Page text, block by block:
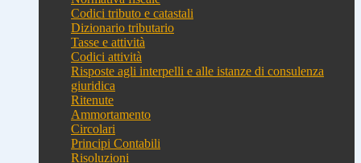
Codici tributo e catastali
Dizionario tributario
Tasse e attività
Codici attività
Risposte agli interpelli e alle istanze di consulenza
giuridica
Ritenute
Ammortamento
Circolari
Principi Contabili
Risoluzioni